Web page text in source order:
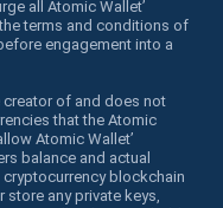
all Atomic Wallet’
terms and conditions of
engagement into a
creator of and does not
that the Atomic
Atomic Wallet’
balance and actual
blockchain
any private keys,